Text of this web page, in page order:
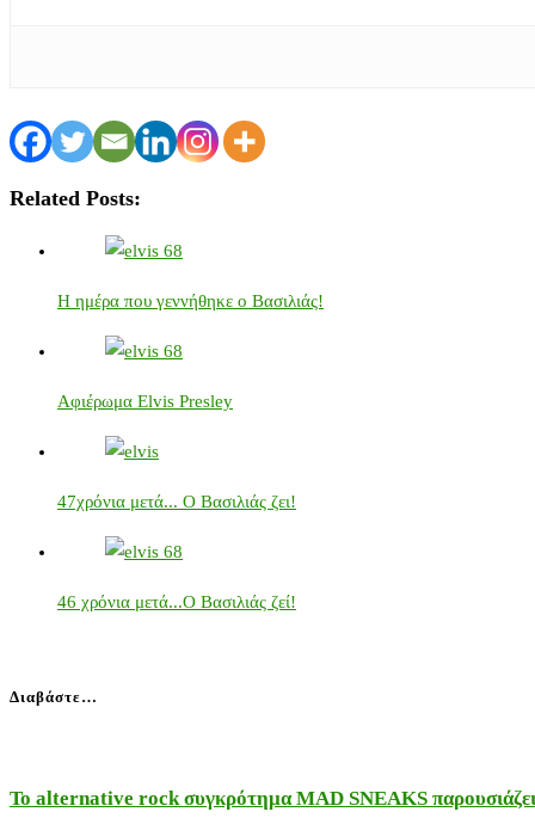
Related Posts:
Η ημέρα που γεννήθηκε ο Βασιλιάς!
Αφιέρωμα Elvis Presley
47χρόνια μετά... Ο Βασιλιάς ζει!
46 χρόνια μετά...Ο Βασιλιάς ζεί!
Διαβάστε…
Το alternative rock συγκρότημα MAD SNEAKS